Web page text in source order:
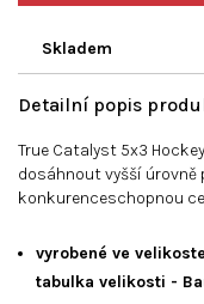
Skladem
Detailní popis
True Catalyst 5x3
dosáhnout vyšší úrovně
konkurenceschopnou
vyrobené ve
tabulka velikosti -